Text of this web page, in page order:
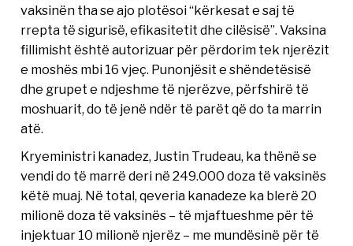
vaksinën tha se ajo plotësoi “kërkesat e saj të
rrepta të sigurisë, efikasitetit dhe cilësisë”. Vaksina
fillimisht është autorizuar për përdorim tek njerëzit
e moshës mbi 16 vjeç. Punonjësit e shëndetësisë
dhe grupet e ndjeshme të njerëzve, përfshirë të
moshuarit, do të jenë ndër të parët që do ta marrin
atë.
Kryeministri kanadez, Justin Trudeau, ka thënë se
vendi do të marrë deri në 249.000 doza të vaksinës
këtë muaj. Në total, qeveria kanadeze ka blerë 20
milionë doza të vaksinës – të mjaftueshme për të
injektuar 10 milionë njerëz – me mundësinë për të